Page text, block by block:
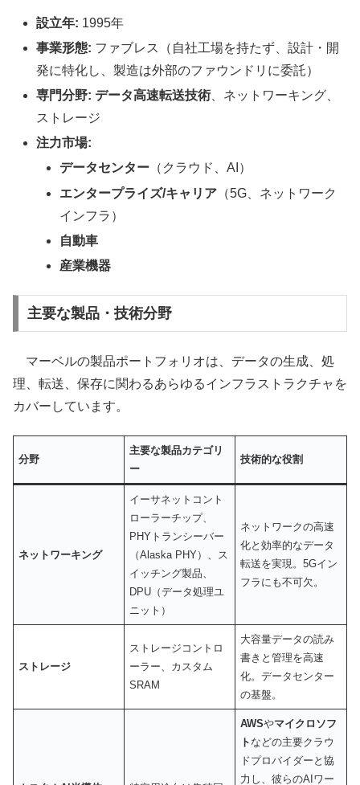
設立年: 1995年
事業形態: ファブレス（自社工場を持たず、設計・開
発に特化し、製造は外部のファウンドリに委託）
専門分野: データ高速転送技術 、ネットワーキング、
ストレージ
注力市場:
データセンター （クラウド、AI）
エンタープライズ/キャリア （5G、ネットワーク
インフラ）
自動車
産業機器
主要な製品・技術分野
マーベルの製品ポートフォリオは、データの生成、処
理、転送、保存に関わるあらゆるインフラストラクチャを
カバーしています。
分野
主要な製品カテゴリ
ー
技術的な役割
ネットワーキング
イーサネットコント
ローラーチップ、
PHYトランシーバー
（Alaska PHY）、ス
イッチング製品、
DPU（データ処理ユ
ニット）
ネットワークの高速
化と効率的なデータ
転送を実現。5Gイン
フラにも不可欠。
ストレージ
ストレージコントロ
ーラー、カスタム
SRAM
大容量データの読み
書きと管理を高速
化。データセンター
の基盤。
AWSやマイクロソフ
ト などの主要クラウ
ドプロバイダーと協
力し、彼らのAIワー